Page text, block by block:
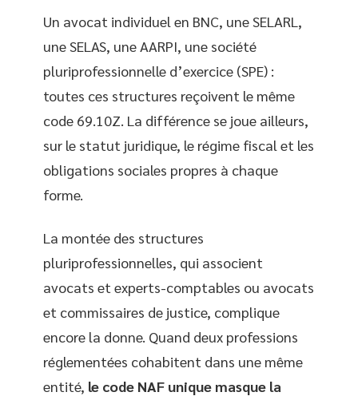
Un avocat individuel en BNC, une SELARL,
une SELAS, une AARPI, une société
pluriprofessionnelle d’exercice (SPE) :
toutes ces structures reçoivent le même
code 69.10Z. La différence se joue ailleurs,
sur le statut juridique, le régime fiscal et les
obligations sociales propres à chaque
forme.
La montée des structures
pluriprofessionnelles, qui associent
avocats et experts-comptables ou avocats
et commissaires de justice, complique
encore la donne. Quand deux professions
réglementées cohabitent dans une même
entité, le code NAF unique masque la